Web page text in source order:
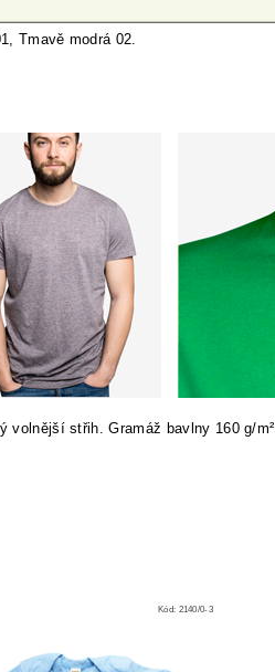
Tmavě modrá 02.
střih. Gramáž bavlny 160 g/m².
Kód: 2140/0-3